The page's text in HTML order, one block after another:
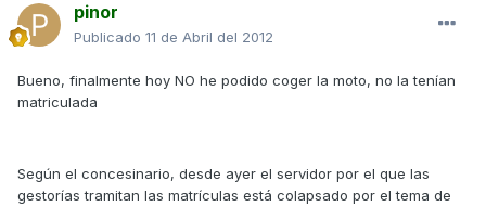
pinor
Publicado 11 de Abril del 2012
Bueno, finalmente hoy NO he podido coger la moto, no la tenían
matriculada
Según el concesinario, desde ayer el servidor por el que las
gestorías tramitan las matrículas está colapsado por el tema de